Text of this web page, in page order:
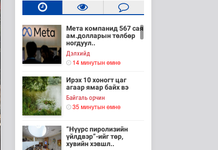
Мета компанид 567 сая
ам.долларын төлбөр
ногдуул..
Дэлхийд
14 минутын өмнө
Ирэх 10 хоногт цаг
агаар ямар байх вэ
Байгаль орчин
35 минутын өмнө
“Нүүрс пиролизийн
үйлдвэр”-ийг төр,
хувийн хэвшл..